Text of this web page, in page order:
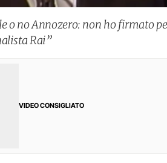
o no Annozero: non ho firmato
Rai”
VIDEO CONSIGLIATO